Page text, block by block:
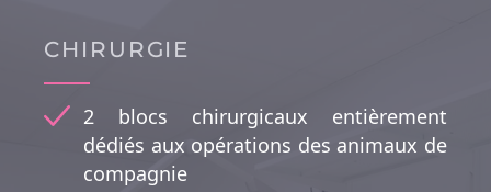
CHIRURGIE
2 blocs chirurgicaux entièrement
dédiés aux opérations des animaux de
compagnie